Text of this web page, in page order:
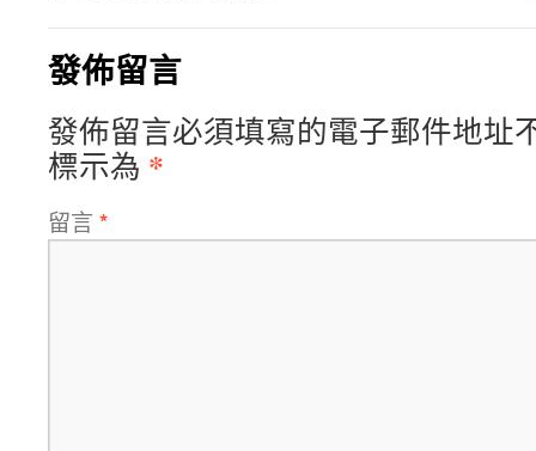
發佈留言
發佈留言必須填寫的電子郵件地址
標示為 *
留言 *